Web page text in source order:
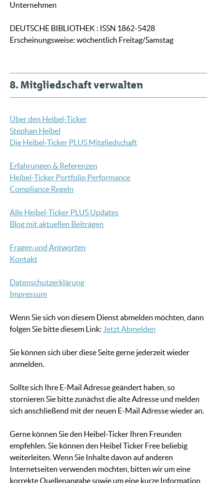
Unternehmen
DEUTSCHE BIBLIOTHEK : ISSN 1862-5428
Erscheinungsweise: wöchentlich Freitag/Samstag
8. Mitgliedschaft verwalten
Über den Heibel-Ticker
Stephan Heibel
Die Heibel-Ticker PLUS Mitgliedschaft
Erfahrungen & Referenzen
Heibel-Ticker Portfolio Performance
Compliance Regeln
Alle Heibel-Ticker PLUS Updates
Blog mit aktuellen Beiträgen
Fragen und Antworten
Kontakt
Datenschutzerklärung
Impressum
Wenn Sie sich von diesem Dienst abmelden möchten, dann
folgen Sie bitte diesem Link: Jetzt Abmelden
Sie können sich über diese Seite gerne jederzeit wieder
anmelden.
Sollte sich Ihre E-Mail Adresse geändert haben, so
stornieren Sie bitte zunächst die alte Adresse und melden
sich anschließend mit der neuen E-Mail Adresse wieder an.
Gerne können Sie den Heibel-Ticker Ihren Freunden
empfehlen. Sie können den Heibel Ticker Free beliebig
weiterleiten. Wenn Sie Inhalte davon auf anderen
Internetseiten verwenden möchten, bitten wir um eine
korrekte Quellenangabe sowie um eine kurze Information